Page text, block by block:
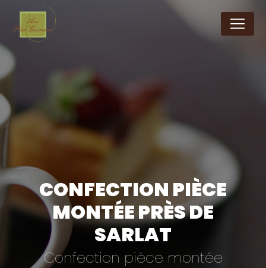
CONFECTION PIÈCE
MONTÉE PRÈS DE
SARLAT
Confection pièce montée
Panneau de gestion des cookies